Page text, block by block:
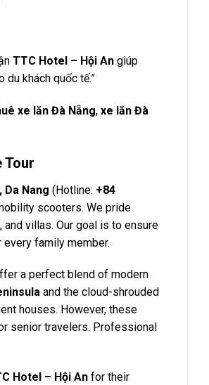
TTC Hotel – Hội An giúp
du khách quốc tế.”
xe lăn Đà Nẵng, xe lăn Đà
Tour
Da Nang (Hotline: +84
scooters. We pride
villas. Our goal is to ensure
family member.
a perfect blend of modern
and the cloud-shrouded
houses. However, these
senior travelers. Professional
Hotel – Hội An for their